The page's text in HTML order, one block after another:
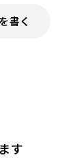
書く
す